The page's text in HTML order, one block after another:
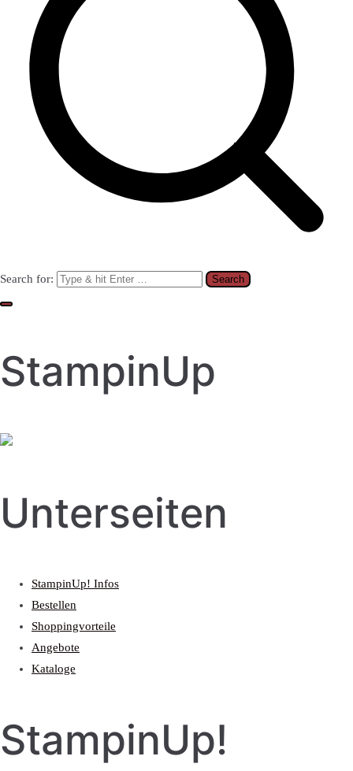
Search for:
StampinUp
Unterseiten
StampinUp! Infos
Bestellen
Shoppingvorteile
Angebote
Kataloge
StampinUp!